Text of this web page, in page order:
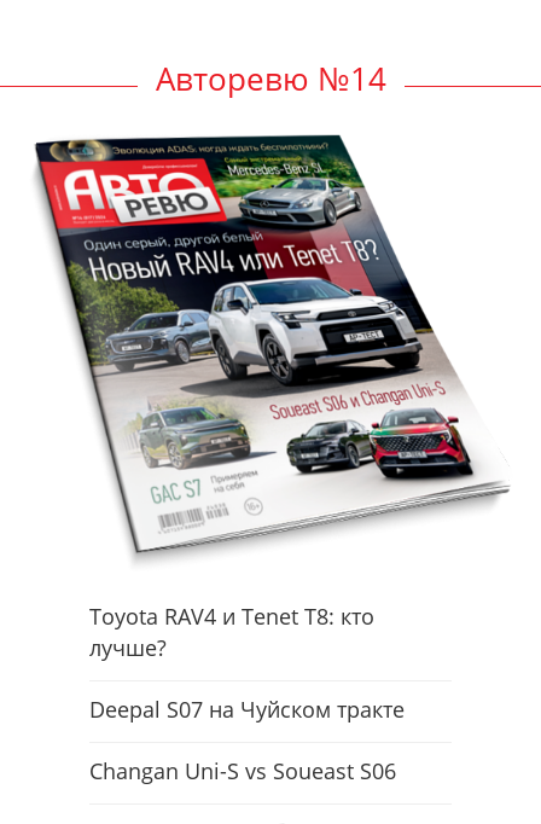
Авторевю №14
Toyota RAV4 и Tenet T8: кто
лучше?
Deepal S07 на Чуйском тракте
Changan Uni-S vs Soueast S06